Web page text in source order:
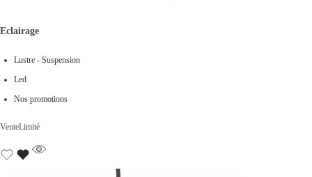
Eclairage
Lustre - Suspension
Led
Nos promotions
VenteLimité